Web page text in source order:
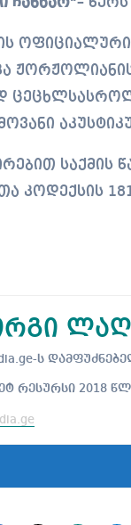
ოფიციალური
საქმის
კოდექსის
ს
რესურსი 2018